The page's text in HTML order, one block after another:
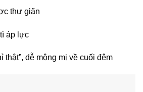
thư giãn
áp lực
thật”, dễ mộng mị về cuối đêm